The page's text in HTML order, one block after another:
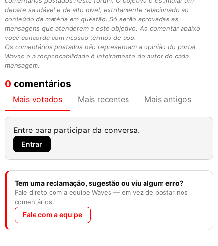
debate saudável e de alto nível, estritamente relacionado ao
conteúdo da matéria em questão. Só serão aprovadas as
mensagens que atenderem a este objetivo. Ao comentar abaixo
você concorda com nossos termos de uso.
Os comentários postados não representam a opinião do portal
Waves e a responsabilidade é inteiramente do autor de cada
mensagem.
0 comentários
Mais votados Mais recentes Mais antigos
Entre para participar da conversa.
Entrar
Tem uma reclamação, sugestão ou viu algum erro?
Fale direto com a equipe Waves — em vez de postar nos
comentários.
Fale com a equipe